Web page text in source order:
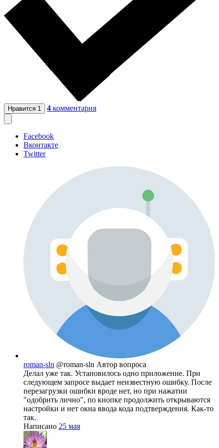
Нравится 1 4 комментария
Facebook
Вконтакте
Twitter
roman-sln @roman-sln Автор вопроса
Делал уже так. Установилось одно приложение. При
следующем запросе выдает неизвестную ошибку. После
перезагрузки ошибки вроде нет, но при нажатии
"одобрить лично", по кнопке продолжить открываются
настройки и нет окна ввода кода подтверждения. Как-то
так.
Написано 25 мая